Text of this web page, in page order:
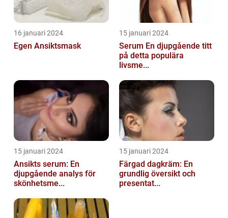
16 januari 2024
Egen Ansiktsmask
15 januari 2024
Serum En djupgående titt
på detta populära
livsme...
15 januari 2024
Ansikts serum: En
djupgående analys för
skönhetsme...
15 januari 2024
Färgad dagkräm: En
grundlig översikt och
presentat...